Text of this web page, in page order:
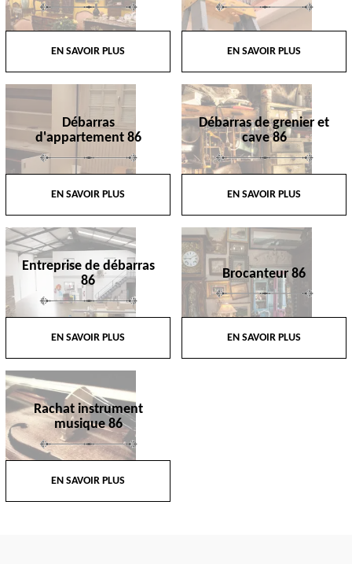
EN SAVOIR PLUS EN SAVOIR PLUS
Débarras
d'appartement 86
EN SAVOIR PLUS
Débarras de grenier et
cave 86
EN SAVOIR PLUS
Entreprise de débarras
86
EN SAVOIR PLUS
Brocanteur 86
EN SAVOIR PLUS
Rachat instrument
musique 86
EN SAVOIR PLUS